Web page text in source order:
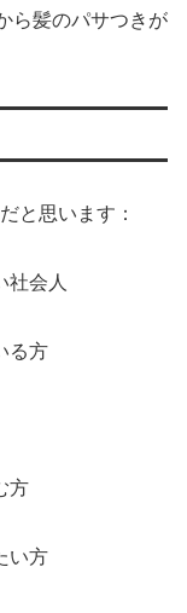
ら髪のパサつきが
と思います：
社会人
る方
方
い方